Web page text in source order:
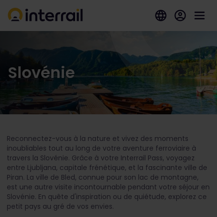
Slovénie
Reconnectez-vous à la nature et vivez des moments
inoubliables tout au long de votre aventure ferroviaire à
travers la Slovénie. Grâce à votre Interrail Pass, voyagez
entre Ljubljana, capitale frénétique, et la fascinante ville de
Piran. La ville de Bled, connue pour son lac de montagne,
est une autre visite incontournable pendant votre séjour en
Slovénie. En quête d'inspiration ou de quiétude, explorez ce
petit pays au gré de vos envies.